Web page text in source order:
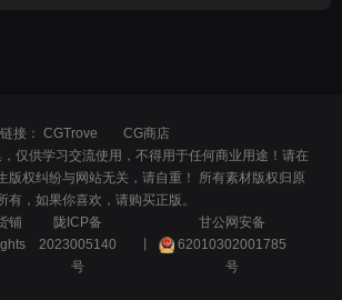
接： CGTrove
CG商店
仅供学习交流使用，不得用于任何商业用途！请在
版权纠纷与网站无关，请自重！ 所有素材版权归原
有，如果你喜欢，请购买正版。
铺
陇ICP备
2023005140
号
甘公网安备
62010302001785
号